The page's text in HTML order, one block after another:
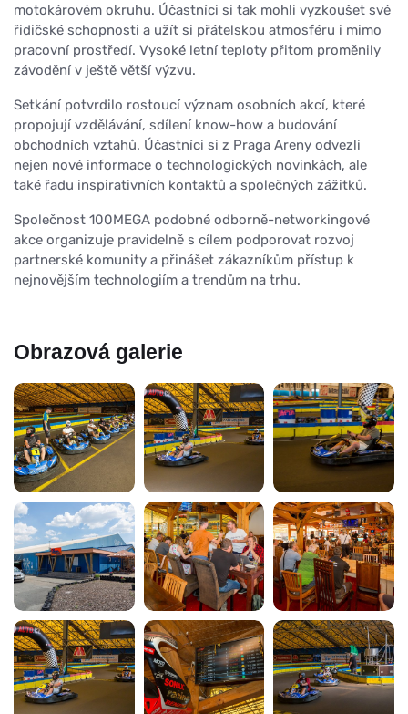
motokárovém okruhu. Účastníci si tak mohli vyzkoušet své
řidičské schopnosti a užít si přátelskou atmosféru i mimo
pracovní prostředí. Vysoké letní teploty přitom proměnily
závodění v ještě větší výzvu.
Setkání potvrdilo rostoucí význam osobních akcí, které
propojují vzdělávání, sdílení know-how a budování
obchodních vztahů. Účastníci si z Praga Areny odvezli
nejen nové informace o technologických novinkách, ale
také řadu inspirativních kontaktů a společných zážitků.
Společnost 100MEGA podobné odborně-networkingové
akce organizuje pravidelně s cílem podporovat rozvoj
partnerské komunity a přinášet zákazníkům přístup k
nejnovějším technologiím a trendům na trhu.
Obrazová galerie